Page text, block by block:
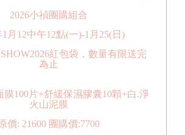
2026小禎團購組合
1月12中午12點(一)-1月25(日)
紅包袋，數量有限送完
為止
膜100片+舒緩保濕膠囊10顆+白.淨
火山泥膜
價: 21600 團購價:7700